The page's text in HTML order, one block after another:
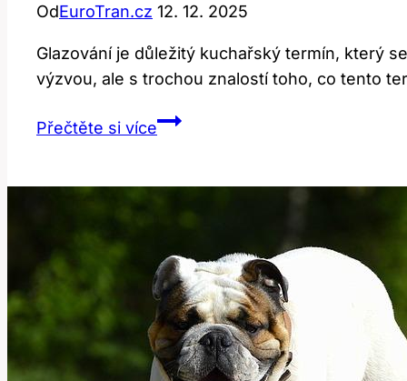
OdEuroTran.cz 12. 12. 2025
Glazování je důležitý kuchařský termín, který
výzvou, ale s trochou znalostí toho, co tento
Přečtěte si víceGlaze:
Termín?